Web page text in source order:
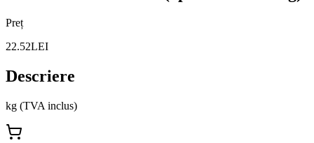
Preț
22.52LEI
Descriere
kg (TVA inclus)